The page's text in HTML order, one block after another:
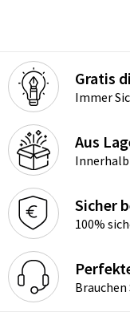
Gratis
Immer
Aus
Innerhalb
Sicher
100%